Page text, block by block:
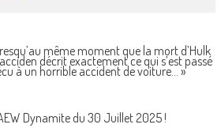
même moment que la mort d’Hulk
décrit exactement ce qui s’est passé
à un horrible accident de voiture… »
Dynamite du 30 Juillet 2025 !